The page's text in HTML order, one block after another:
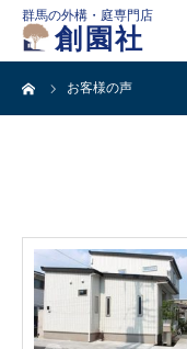
群馬の外構・庭専門店
創園社
お客様の声
HOME
店舗案内
会社概要